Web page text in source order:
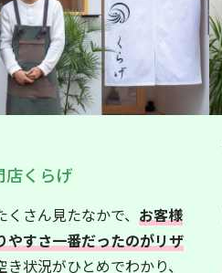
店くらげ
さん見たなかで、 お客様
やすさ一番だったのがリザ
き状況がひとめでわかり、